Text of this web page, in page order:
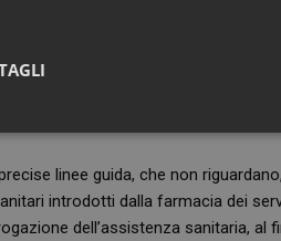
elasticità del loro
adeguate rispetto all’obiettivo
ha il dovere di discostarsene.
linee guida, che non
introdotti dalla farmacia dei
dell’assistenza sanitaria, al